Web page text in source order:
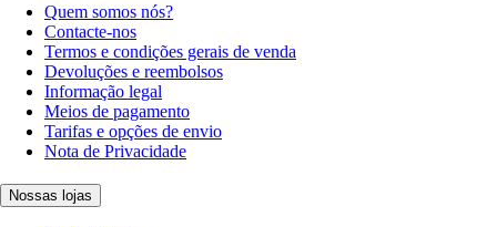
Quem somos nós?
Contacte-nos
Termos e condições gerais de venda
Devoluções e reembolsos
Informação legal
Meios de pagamento
Tarifas e opções de envio
Nota de Privacidade
Nossas lojas